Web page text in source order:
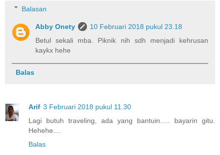
Balasan
Abby Onety
10 Februari 2018 pukul 23.18
Betul sekali mba. Piknik nih sdh menjadi kehrusan
kaykx hehe
Balas
Arif 3 Februari 2018 pukul 11.30
Lagi butuh traveling, ada yang bantuin..... bayarin gitu.
Hehehe....
Balas